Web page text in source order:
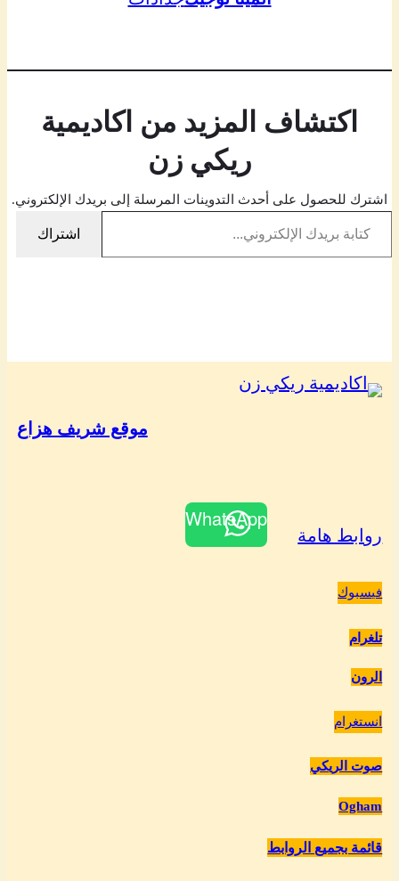
اكتشاف المزيد من اكاديمية
ريكي زن
اشترك للحصول على أحدث التدوينات المرسلة إلى بريدك الإلكتروني.
كتابة بريدك الإلكتروني…
اشتراك
موقع شريف هزاع
روابط هامة
فيسبوك
تلغرام
الرون
انستغرام
صوت الريكي
Ogham
قائمة بجميع الروابط
WhatsApp